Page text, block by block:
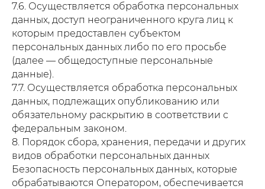
7.6. Осуществляется обработка персональных
данных, доступ неограниченного круга лиц к
которым предоставлен субъектом
персональных данных либо по его просьбе
(далее — общедоступные персональные
данные).
7.7. Осуществляется обработка персональных
данных, подлежащих опубликованию или
обязательному раскрытию в соответствии с
федеральным законом.
8. Порядок сбора, хранения, передачи и других
видов обработки персональных данных
Безопасность персональных данных, которые
обрабатываются Оператором, обеспечивается